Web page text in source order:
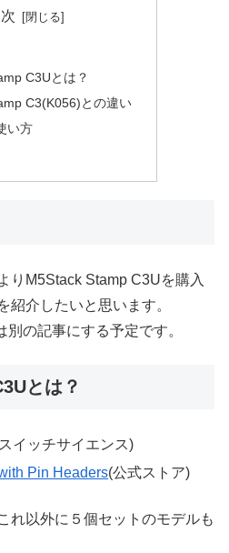
C3Uとは？
C3(K056)との違い
い方
りM5Stack Stamp C3Uを購入
紹介したいと思います。
の記事にする予定です。
とは？
イッチサイエンス)
Pin Headers(公式ストア)
れ以外に５個セットのモデルも